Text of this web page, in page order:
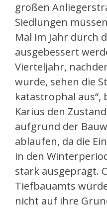
großen
Siedlungen
Mal im Jahr durch
ausgebessert
Vierteljahr,
wurde, sehen die
katastrophal aus“,
Karius den
aufgrund der
ablaufen, da die
in den
stark ausgeprägt.
Tiefbauamts
nicht auf ihre